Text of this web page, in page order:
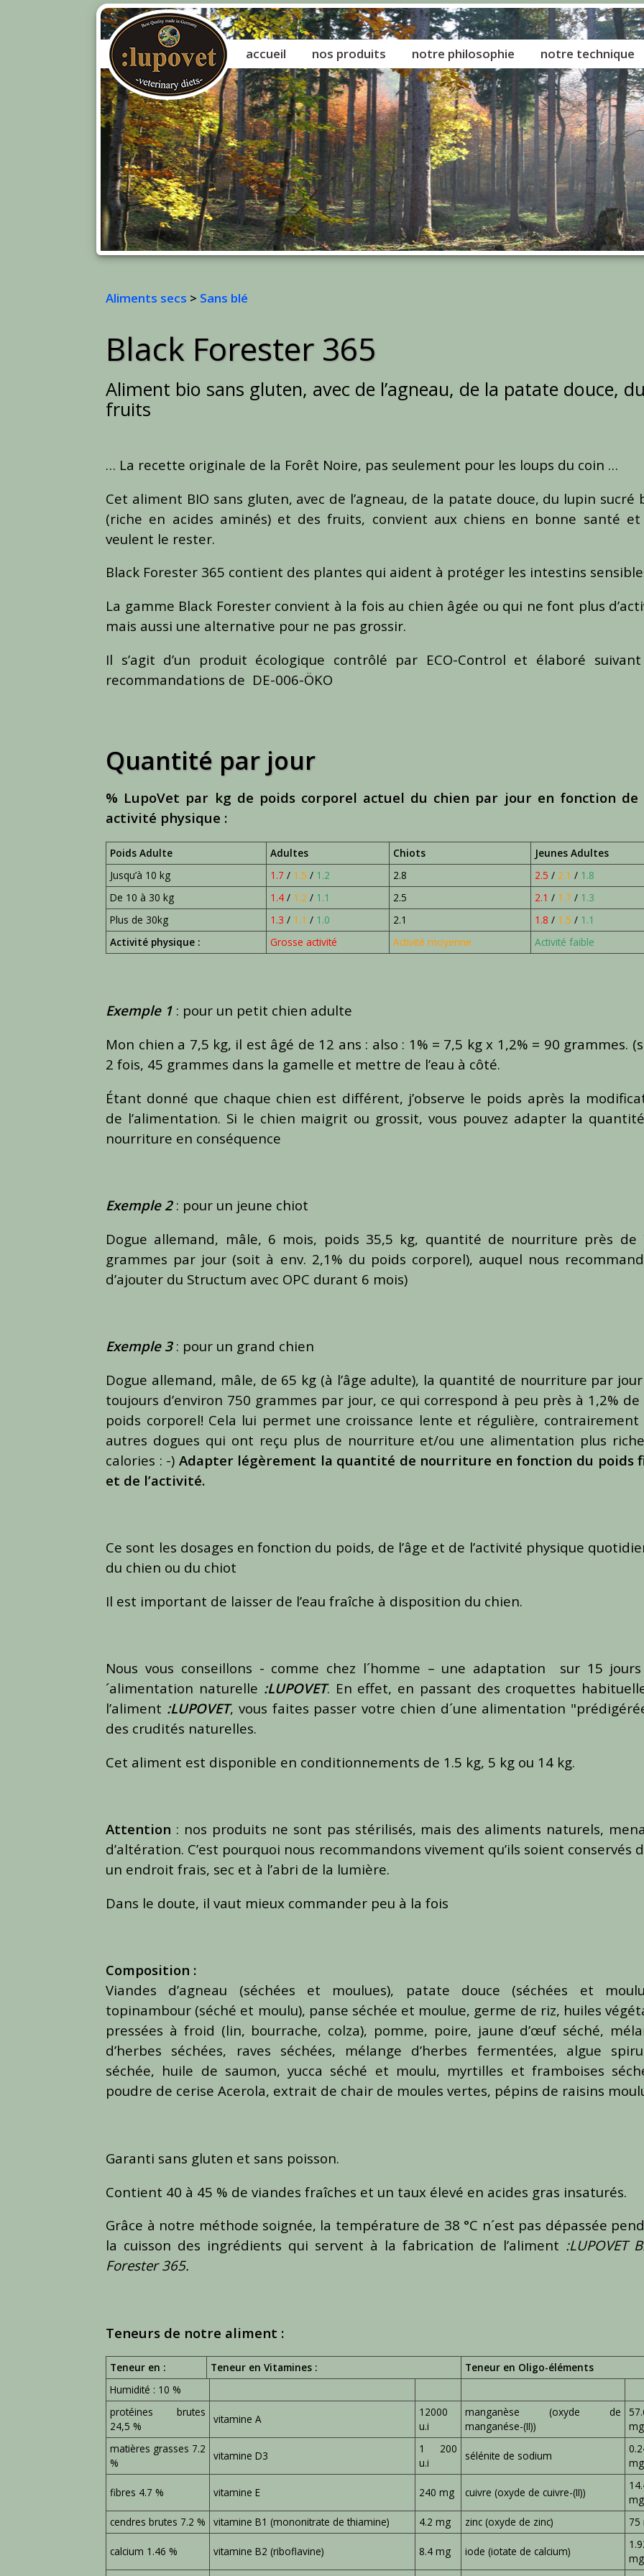
accueil nos produits notre philosophie notre technique
Aliments secs > Sans blé
Black Forester 365
Aliment bio sans gluten, avec de l’agneau, de la patate douce,
fruits
… La recette originale de la Forêt Noire, pas seulement pour les loups du coin …
Cet aliment BIO sans gluten, avec de l’agneau, de la patate douce, du lupin sucré
(riche en acides aminés) et des fruits, convient aux chiens en bonne santé
veulent le rester.
Black Forester 365 contient des plantes qui aident à protéger les intestins
La gamme Black Forester convient à la fois au chien âgée ou qui ne font plus
mais aussi une alternative pour ne pas grossir.
Il s’agit d’un produit écologique contrôlé par ECO-Control et élaboré
recommandations de DE-006-ÖKO
Quantité par jour
% LupoVet par kg de poids corporel actuel du chien par jour en fonction de
activité physique :
Poids Adulte Adultes Chiots
Jeunes Adultes
Jusqu’à 10 kg
1.7/ 1.5/ 1.2 2.8 2.5/ 2.1/ 1.8
De 10 à 30 kg
1.4/ 1.2/ 1.1 2.5 2.1/ 1.7/ 1.3
Plus de 30kg
1.3/ 1.1/ 1.0 2.1 1.8/ 1.5/ 1.1
Activité physique :
Grosse activité Activité moyenne Activité faible
Exemple 1 : pour un petit chien adulte
Mon chien a 7,5 kg, il est âgé de 12 ans : also : 1% = 7,5 kg x 1,2% = 90 grammes.
2 fois, 45 grammes dans la gamelle et mettre de l’eau à côté.
Étant donné que chaque chien est différent, j’observe le poids après la
de l’alimentation. Si le chien maigrit ou grossit, vous pouvez adapter la
nourriture en conséquence
Exemple 2: pour un jeune chiot
Dogue allemand, mâle, 6 mois, poids 35,5 kg, quantité de nourriture près de
grammes par jour (soit à env. 2,1% du poids corporel), auquel nous
d’ajouter du Structum avec OPC durant 6 mois)
Exemple 3: pour un grand chien
Dogue allemand, mâle, de 65 kg (à l’âge adulte), la quantité de nourriture par
toujours d’environ 750 grammes par jour, ce qui correspond à peu près à 1,2% de
poids corporel! Cela lui permet une croissance lente et régulière, contrairement
autres dogues qui ont reçu plus de nourriture et/ou une alimentation plus
calories : -) Adapter légèrement la quantité de nourriture en fonction du poids
et de l’activité.
Ce sont les dosages en fonction du poids, de l’âge et de l’activité physique
du chien ou du chiot
Il est important de laisser de l’eau fraîche à disposition du chien.
Nous vous conseillons - comme chez l´homme – une adaptation sur 15
´alimentation naturelle :LUPOVET. En effet, en passant des croquettes
l’aliment :LUPOVET, vous faites passer votre chien d´une alimentation
des crudités naturelles.
Cet aliment est disponible en conditionnements de 1.5 kg, 5 kg ou 14 kg.
Attention : nos produits ne sont pas stérilisés, mais des aliments naturels,
d’altération. C’est pourquoi nous recommandons vivement qu’ils soient conservés
un endroit frais, sec et à l’abri de la lumière.
Dans le doute, il vaut mieux commander peu à la fois
Composition :
Viandes d’agneau (séchées et moulues), patate douce (séchées et
topinambour (séché et moulu), panse séchée et moulue, germe de riz, huiles
pressées à froid (lin, bourrache, colza), pomme, poire, jaune d’œuf séché,
d’herbes séchées, raves séchées, mélange d’herbes fermentées, algue
séchée, huile de saumon, yucca séché et moulu, myrtilles et framboises
poudre de cerise Acerola, extrait de chair de moules vertes, pépins de raisins
Garanti sans gluten et sans poisson.
Contient 40 à 45 % de viandes fraîches et un taux élevé en acides gras insaturés.
Grâce à notre méthode soignée, la température de 38 °C n´est pas dépassée
la cuisson des ingrédients qui servent à la fabrication de l’aliment :LUPOVET
Forester 365.
Teneurs de notre aliment :
Teneur en : Teneur en Vitamines :
Teneur en Oligo-éléments
Humidité : 10 %
protéines brutes
24,5 %
vitamine A
12000
u.i
manganèse (oxyde de
manganése-(II))
mg
matières grasses 7.2
%
vitamine D3
1 200
u.i
sélénite de sodium
mg
fibres 4.7 % vitamine E 240 mg cuivre (oxyde de cuivre-(II))
mg
cendres brutes 7.2 %
vitamine B1 (mononitrate de thiamine) 4.2 mg zinc (oxyde de zinc) 75
calcium 1.46 % vitamine B2 (riboflavine) 8.4 mg iode (iotate de calcium)
mg